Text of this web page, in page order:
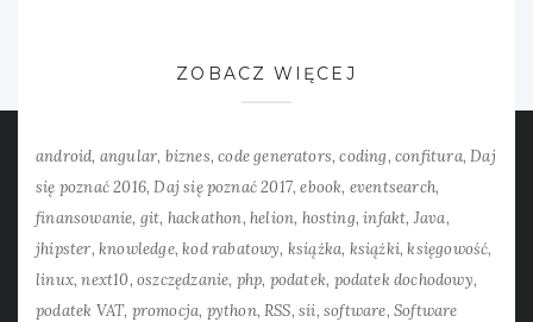
ZOBACZ WIĘCEJ
android angular biznes code generators coding confitura Daj
się poznać 2016 Daj się poznać 2017 ebook eventsearch
finansowanie git hackathon helion hosting infakt Java
jhipster knowledge kod rabatowy książka książki księgowość
linux next10 oszczędzanie php podatek podatek dochodowy
podatek VAT promocja python RSS sii software Software